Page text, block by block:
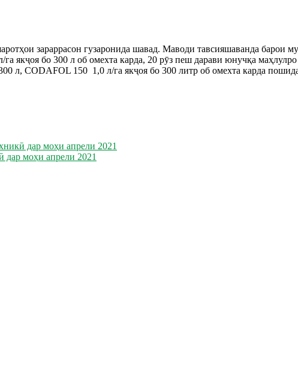
зараррасон гузаронида шавад. Маводи тавсияшаванда барои
якҷоя бо 300 л об омехта карда, 20 рӯз пеш дарави юнучқа
CODAFOL 150 1,0 л/га якҷоя бо 300 литр об омехта карда
дар моҳи апрели 2021
дар моҳи апрели 2021